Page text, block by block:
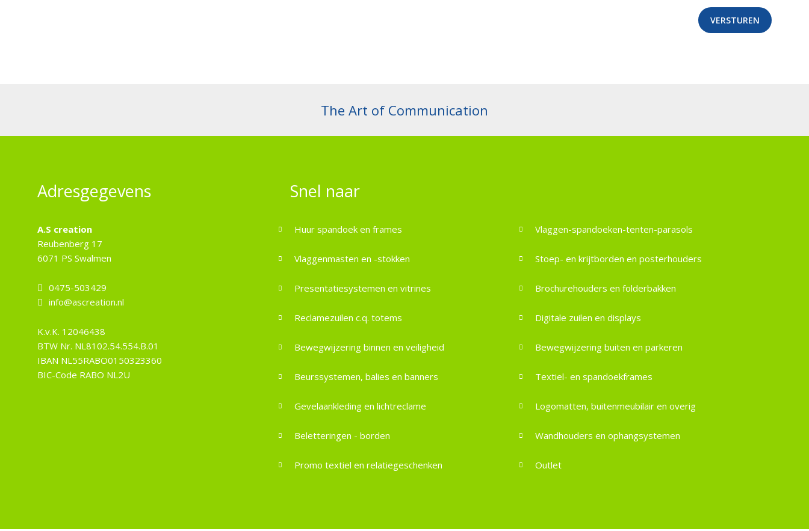
VERSTUREN
The Art of Communication
Adresgegevens
A.S creation
Reubenberg 17
6071 PS Swalmen
0475-503429
info@ascreation.nl
K.v.K. 12046438
BTW Nr. NL8102.54.554.B.01
IBAN NL55RABO0150323360
BIC-Code RABO NL2U
Snel naar
Huur spandoek en frames Vlaggen-spandoeken-tenten-parasols
Vlaggenmasten en -stokken Stoep- en krijtborden en posterhouders
Presentatiesystemen en vitrines Brochurehouders en folderbakken
Reclamezuilen c.q. totems Digitale zuilen en displays
Bewegwijzering binnen en veiligheid Bewegwijzering buiten en parkeren
Beurssystemen, balies en banners Textiel- en spandoekframes
Gevelaankleding en lichtreclame Logomatten, buitenmeubilair en overig
Beletteringen - borden Wandhouders en ophangsystemen
Promo textiel en relatiegeschenken Outlet